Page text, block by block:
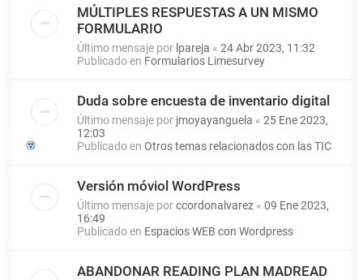
MÚLTIPLES RESPUESTAS A UN MISMO
FORMULARIO
Último mensaje por lpareja « 24 Abr 2023, 11:32
Publicado en Formularios Limesurvey
Duda sobre encuesta de inventario digital
Último mensaje por jmoyayanguela « 25 Ene 2023,
12:03
Publicado en Otros temas relacionados con las TIC
Versión móviol WordPress
Último mensaje porccordonalvarez « 09 Ene 2023,
16:49
Publicado en Espacios WEB con Wordpress
ABANDONAR READING PLAN MADREAD